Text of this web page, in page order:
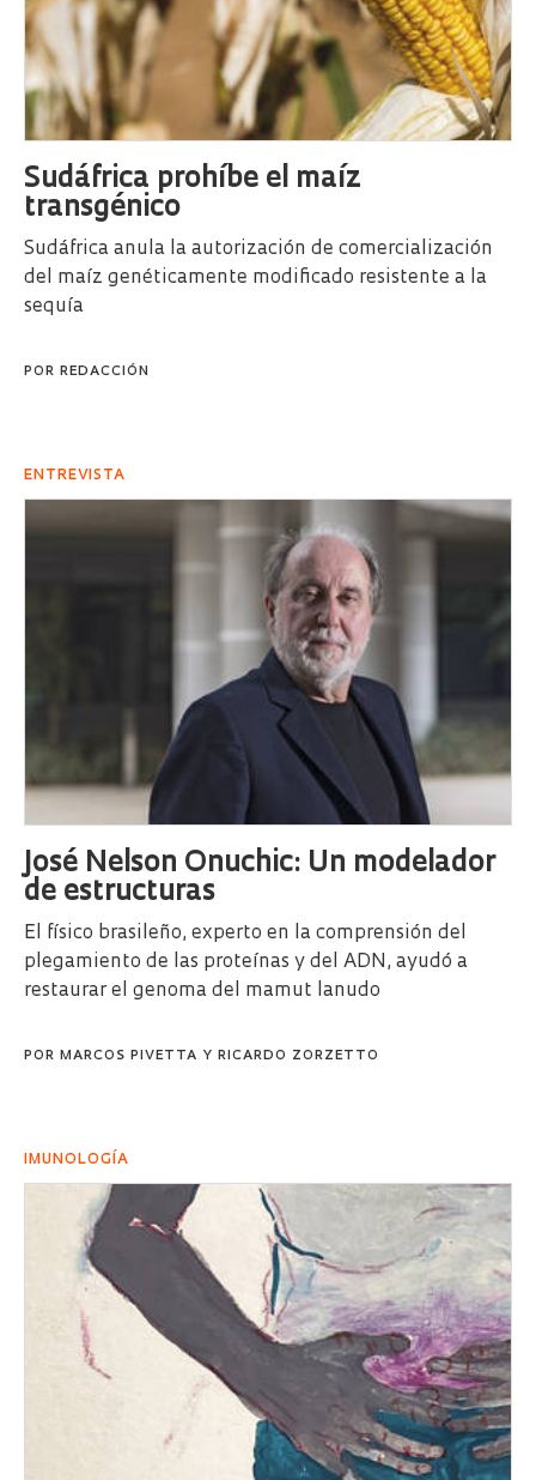
Sudáfrica prohíbe el maíz
transgénico
Sudáfrica anula la autorización de comercialización
del maíz genéticamente modificado resistente a la
sequía
POR REDACCIÓN
ENTREVISTA
José Nelson Onuchic: Un modelador
de estructuras
El físico brasileño, experto en la comprensión del
plegamiento de las proteínas y del ADN, ayudó a
restaurar el genoma del mamut lanudo
POR MARCOS PIVETTA Y RICARDO ZORZETTO
IMUNOLOGÍA